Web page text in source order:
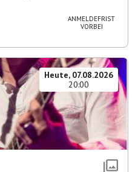
ANMELDEFRIST
VORBEI
Heute, 07.08.2026
20:00